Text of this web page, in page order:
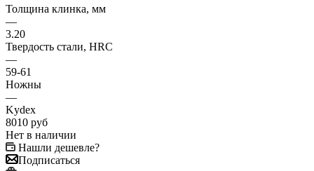
Толщина клинка, мм
—
3.20
Твердость стали, HRC
—
59-61
Ножны
—
Kydex
8010 руб
Нет в наличии
Нашли дешевле?
Подписаться